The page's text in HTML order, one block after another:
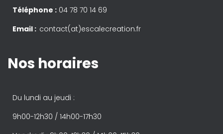
Téléphone : 04 78 70 14 69
Email : contact(at)escalecreation.fr
Nos horaires
Du lundi au jeudi :
9h00-12h30 / 14h00-17h30